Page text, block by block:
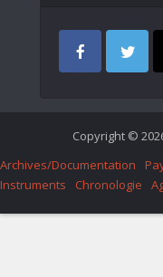
Copyright ©
Archives/Documentation
Instruments
Chronologie